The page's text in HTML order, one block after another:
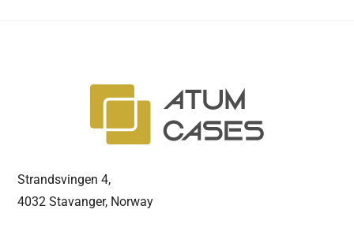
Strandsvingen 4,
4032 Stavanger, Norway